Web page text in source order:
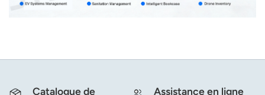
Catalogue de
Assistance en ligne